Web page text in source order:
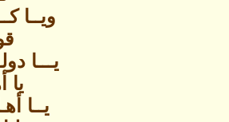
ويــا
يـــا
يا
يــا